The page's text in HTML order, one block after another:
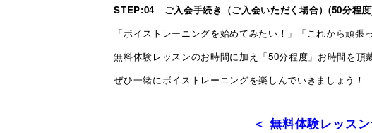
STEP:04 ご入会手続き（ご入会いただく場合）(50分程度
「ボイストレーニングを始めてみたい！」「これから頑張
無料体験レッスンのお時間に加え「50分程度」お時間を頂
ぜひ一緒にボイストレーニングを楽しんでいきましょう！
＜ 無料体験レッス